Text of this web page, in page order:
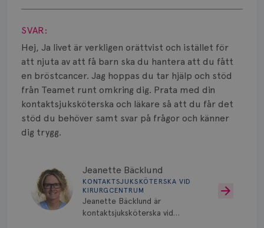
Visa svar
SVAR:
Hej, Ja livet är verkligen orättvist och istället för
att njuta av att få barn ska du hantera att du fått
en bröstcancer. Jag hoppas du tar hjälp och stöd
från Teamet runt omkring dig. Prata med din
kontaktsjuksköterska och läkare så att du får det
stöd du behöver samt svar på frågor och känner
dig trygg.
Jeanette Bäcklund
KONTAKTSJUKSKÖTERSKA VID
KIRURGCENTRUM
Jeanette Bäcklund är
kontaktsjuksköterska vid
Spridd bröstcancer
Strålning
Vätska